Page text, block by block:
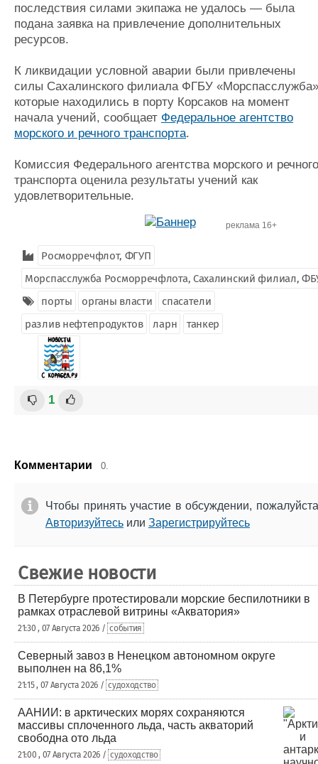
последствия силами экипажа не удалось — была
подана заявка на привлечение дополнительных
ресурсов.
К ликвидации условной аварии были привлечены
силы Сахалинского филиала ФГБУ
которые находились в порту Корсаков на момент
начала учений, сообщает Федеральное агентство
морского и речного транспорта.
Комиссия Федерального агентства морского и речного
транспорта оценила результаты учений как
удовлетворительные.
реклама 16+
Росморречфлот, ФГУП
Морспасслужба Росморречфлота, Сахалинский филиал,
порты
органы власти
спасатели
разлив нефтепродуктов
ларн танкер
1
Комментарии 0.
Чтобы принять участие в обсуждении, пожалуйста
Авторизуйтесь или Зарегистрируйтесь
Свежие новости
В Петербурге протестировали морские беспилотники в
рамках отраслевой витрины «Акватория»
21:30 , 07 Августа 2026 / события
Северный завоз в Ненецком автономном округе
выполнен на 86,1%
21:15 , 07 Августа 2026 / судоходство
ААНИИ: в арктических морях сохраняются
массивы сплоченного льда, часть акваторий
свободна ото льда
21:00 , 07 Августа 2026 / судоходство